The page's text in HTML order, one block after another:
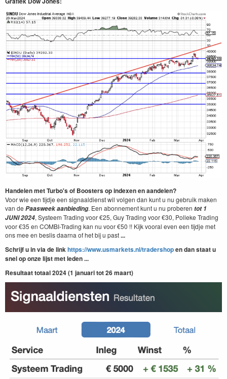
Handelen met Turbo's of Boosters op indexen en aandelen?
Voor wie een tijdje een signaaldienst wil volgen dan kunt u nu gebruik maken
van de Paasweek aanbieding. Een abonnement kunt u nu proberen tot 1
JUNI 2024, Systeem Trading voor €25, Guy Trading voor €30, Polleke Trading
voor €35 en COMBI-Trading kan nu voor €50 !! Kijk vooral even een tijdje met
ons mee en beslis daarna of het bij u past...
Schrijf u in via de linkhttps://www.usmarkets.nl/tradershopen dan staat u
snel op onze lijst met leden ...
Resultaat totaal 2024 (1 januari tot 26 maart)